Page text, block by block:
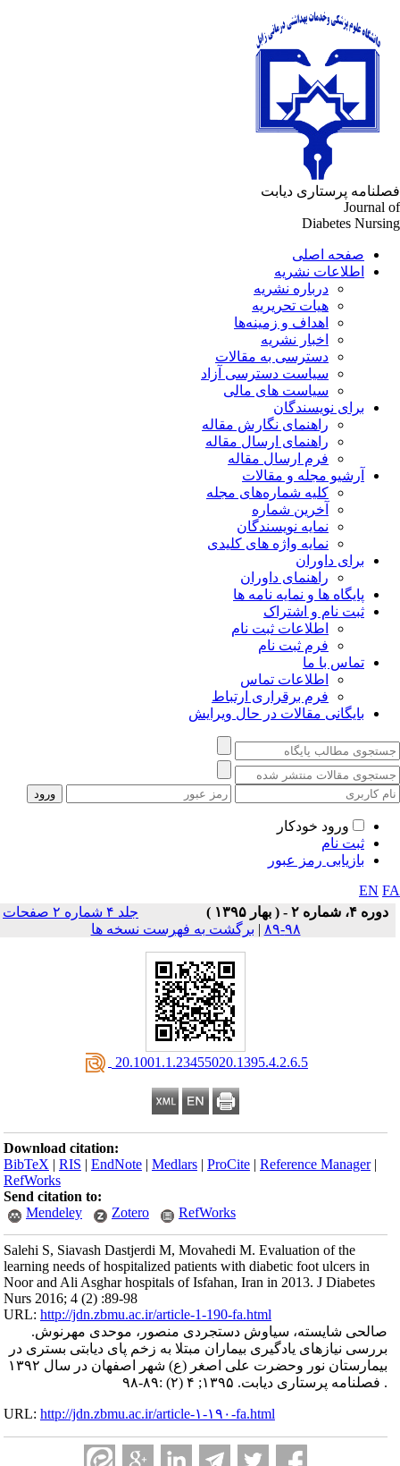
پرستاری دیابت
Journal
Diabetes
صفحه اصلی
اطلاعات نشریه
درباره نشریه
هیات تحریریه
اهداف و زمینه‌ها
اخبار نشریه
دسترسی به مقالات
سیاست دسترسی آزاد
سیاست های مالی
برای نویسندگان
راهنمای نگارش مقاله
راهنمای ارسال مقاله
فرم ارسال مقاله
آرشیو مجله و مقالات
کلیه شماره‌های مجله
آخرین شماره
نمایه نویسندگان
نمایه واژه های کلیدی
برای داوران
راهنمای داوران
پایگاه ها و نمایه نامه ها
ثبت نام و اشتراک
اطلاعات ثبت نام
فرم ثبت نام
تماس با ما
اطلاعات تماس
فرم برقراری ارتباط
بایگانی مقالات در حال ویرایش
ورود خودکار
ثبت نام
بازیابی رمز عبور
EN
دوره ۴، شماره ۲ - ( بهار ۱۳۹۵ )
جلد ۴ شماره ۲ صفحات
۹۸-۸۹
| برگشت به فهرست نسخه ها
‎ 20.1001.1.23455020.1395.4.2.6.5
Download citation:
BibTeX |RIS |EndNote |Medlars |ProCite |Reference Manager
RefWorks
Send citation to:
Mendeley
Zotero RefWorks
Salehi S, Siavash Dastjerdi M, Movahedi M. Evaluation of the
learning needs of hospitalized patients with diabetic foot ulcers in
Noor and Ali Asghar hospitals of Isfahan, Iran in 2013. J Diabetes
Nurs 2016; 4 (2) :89-98
URL:http://jdn.zbmu.ac.ir/article-1-190-fa.html
صالحی شایسته، سیاوش دستجردی منصور، موحدی مهرنوش.
بررسی نیازهای یادگیری بیماران مبتلا به زخم پای دیابتی بستری در
بیمارستان نور وحضرت علی اصغر (ع) شهر اصفهان در سال ۱۳۹۲
. فصلنامه پرستاری دیابت. ۱۳۹۵; ۴ (۲) :۸۹-۹۸
URL:http://jdn.zbmu.ac.ir/article-۱-۱۹۰-fa.html